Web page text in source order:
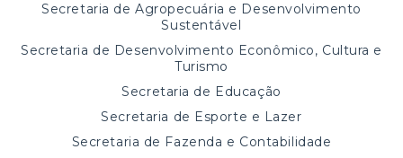
Secretaria de Agropecuária e Desenvolvimento
Sustentável
Secretaria de Desenvolvimento Econômico, Cultura e
Turismo
Secretaria de Educação
Secretaria de Esporte e Lazer
Secretaria de Fazenda e Contabilidade